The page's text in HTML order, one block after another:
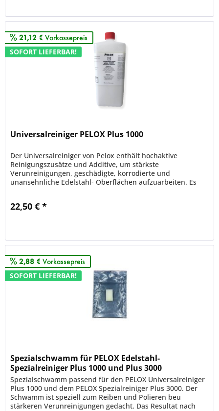
21,12 € Vorkassepreis
SOFORT LIEFERBAR!
Universalreiniger PELOX Plus 1000
Der Universalreiniger von Pelox enthält hochaktive
Reinigungszusätze und Additive, um stärkste
Verunreinigungen, geschädigte, korrodierte und
unansehnliche Edelstahl- Oberflächen aufzuarbeiten. Es
22,50 € *
2,88 € Vorkassepreis
SOFORT LIEFERBAR!
Spezialschwamm für PELOX Edelstahl-
Spezialreiniger Plus 1000 und Plus 3000
Spezialschwamm passend für den PELOX Universalreiniger
Plus 1000 und dem PELOX Spezialreiniger Plus 3000. Der
Schwamm ist speziell zum Reiben und Polieren beu
stärkeren Verunreinigungen gedacht. Das Resultat nach